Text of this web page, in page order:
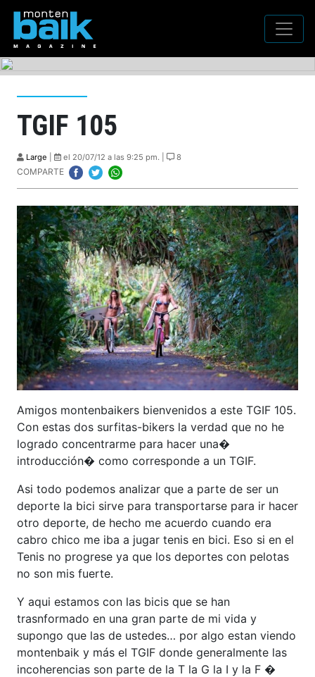
TGIF 105
Large el 20/07/12 a las 9:25 pm. | 8
COMPARTE
Amigos montenbaikers bienvenidos a este TGIF 105.
Con estas dos surfitas-bikers la verdad que no he
logrado concentrarme para hacer una�
introducción� como corresponde a un TGIF.
Asi todo podemos analizar que a parte de ser un
deporte la bici sirve para transportarse para ir hacer
otro deporte, de hecho me acuerdo cuando era
cabro chico me iba a jugar tenis en bici. Eso si en el
Tenis no progrese ya que los deportes con pelotas
no son mis fuerte.
Y aqui estamos con las bicis que se han
trasnformado en una gran parte de mi vida y
supongo que las de ustedes… por algo estan viendo
montenbaik y más el TGIF donde generalmente las
incoherencias son parte de la T la G la I y la F �